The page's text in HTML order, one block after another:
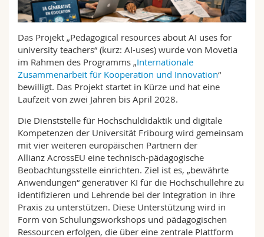
Math.-Nat. und Med. Fak.
Interfakultär
Mitarbeitende
Doktorierende
Webmail
Vorlesungsverzeichnis
MyUnifr
Das Projekt „Pedagogical resources about AI uses for
university teachers“ (kurz: AI-uses) wurde von Movetia
im Rahmen des Programms „Internationale
Zusammenarbeit für Kooperation und Innovation“
bewilligt. Das Projekt startet in Kürze und hat eine
Laufzeit von zwei Jahren bis April 2028.
Die Dienststelle für Hochschuldidaktik und digitale
Kompetenzen der Universität Fribourg wird gemeinsam
mit vier weiteren europäischen Partnern der
Allianz AcrossEU eine technisch-pädagogische
Beobachtungsstelle einrichten. Ziel ist es, „bewährte
Anwendungen“ generativer KI für die Hochschullehre zu
identifizieren und Lehrende bei der Integration in ihre
Praxis zu unterstützen. Diese Unterstützung wird in
Form von Schulungsworkshops und pädagogischen
Ressourcen erfolgen, die über eine zentrale Plattform